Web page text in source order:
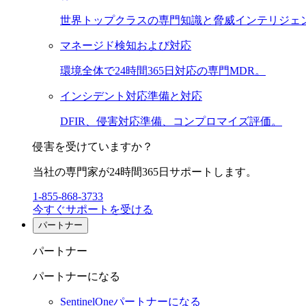
世界トップクラスの専門知識と脅威インテリジェ
マネージド検知および対応
環境全体で24時間365日対応の専門MDR。
インシデント対応準備と対応
DFIR、侵害対応準備、コンプロマイズ評価。
侵害を受けていますか？
当社の専門家が24時間365日サポートします。
1-855-868-3733
今すぐサポートを受ける
パートナー
パートナー
パートナーになる
SentinelOneパートナーになる